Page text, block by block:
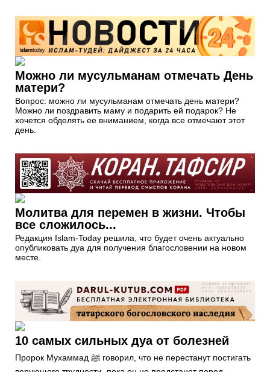
Можно ли мусульманам отмечать День
матери?
Вопрос: можно ли мусульманам отмечать день матери?
Можно ли поздравить маму и подарить ей подарок? Не
хочется обделять ее вниманием, когда все отмечают этот
день.
Молитва для перемен в жизни. Чтобы
все сложилось...
Редакция Islam-Today решила, что будет очень актуально
опубликовать дуа для получения благословении на новом
месте.
10 самых сильных дуа от болезней
Пророк Мухаммад ﷺ говорил, что не перестанут постигать